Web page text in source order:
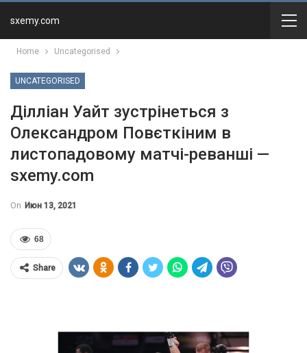
sxemy.com
Home Uncategorised
UNCATEGORISED
Ділліан Уайт зустрінеться з
Олександром Повєткіним в
листопадовому матчі-реванші —
sxemy.com
On Июн 13, 2021
68
Share